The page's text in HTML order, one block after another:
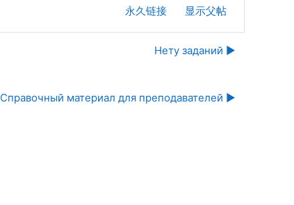
永久链接
显示父帖
Нету заданий ▶︎
Справочный материал для преподавателей ▶︎